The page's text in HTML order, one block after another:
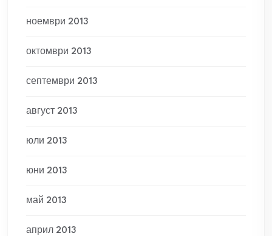
ноември 2013
октомври 2013
септември 2013
август 2013
юли 2013
юни 2013
май 2013
април 2013